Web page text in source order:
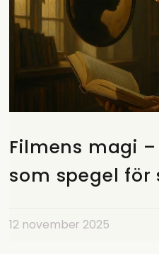
Filmens magi
som spegel för
12 november 2025